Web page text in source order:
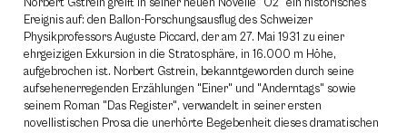
Norbert Gstrein greift in seiner neuen Novelle "O2" ein historisches
Ereignis auf: den Ballon-Forschungsausflug des Schweizer
Physikprofessors Auguste Piccard, der am 27. Mai 1931 zu einer
ehrgeizigen Exkursion in die Stratosphäre, in 16.000 m Höhe,
aufgebrochen ist. Norbert Gstrein, bekanntgeworden durch seine
aufsehenerregenden Erzählungen "Einer" und "Anderntags" sowie
seinem Roman "Das Register", verwandelt in seiner ersten
novellistischen Prosa die unerhörte Begebenheit dieses dramatischen